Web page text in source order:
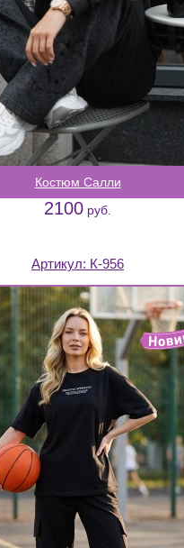
Костюм Салли
2100 руб.
Артикул: К-956